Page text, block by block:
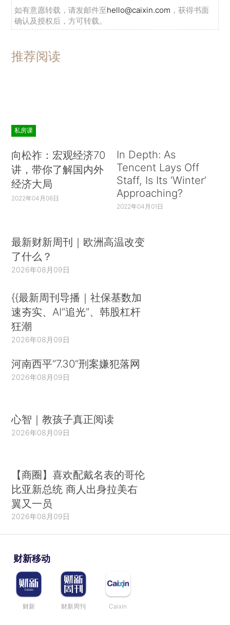
如有意愿转载，请发邮件至hello@caixin.com ，获得书面
确认及授权后，方可转载。
推荐阅读
私房课
向松祚：宏观经济70
讲，带你了解国内外
经济大局
2022年04月06日
In Depth: As
Tencent Lays Off
Staff, Is Its ‘Winter’
Approaching?
2022年04月01日
最新财新周刊｜欧洲高温改变
了什么？
2026年08月09日
{{最新周刊导播｜社保基数加
速夯实、AI“追光”、韩股杠杆
狂潮
2026年08月09日
河南西平“7.30”刑案嫌犯落网
2026年08月09日
心智｜教孩子真正阅读
2026年08月09日
【商圈】喜欢配戴名表的哥伦
比亚新总统 商人出身拉美右
翼又一员
2026年08月09日
财新移动
财新 财新周刊 Caixin